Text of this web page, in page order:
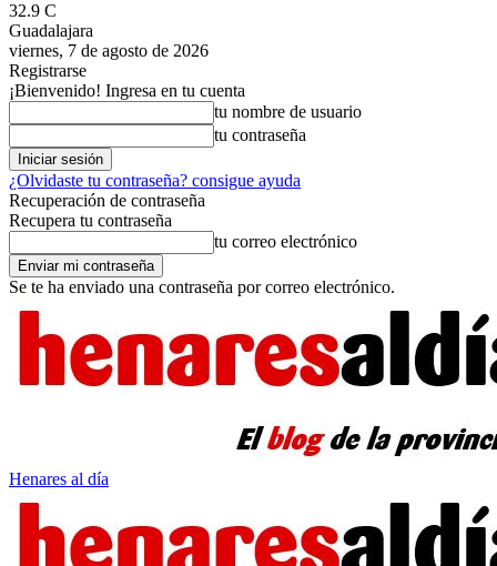
32.9 C
Guadalajara
viernes, 7 de agosto de 2026
Registrarse
¡Bienvenido! Ingresa en tu cuenta
tu nombre de usuario
tu contraseña
¿Olvidaste tu contraseña? consigue ayuda
Recuperación de contraseña
Recupera tu contraseña
tu correo electrónico
Se te ha enviado una contraseña por correo electrónico.
Henares al día